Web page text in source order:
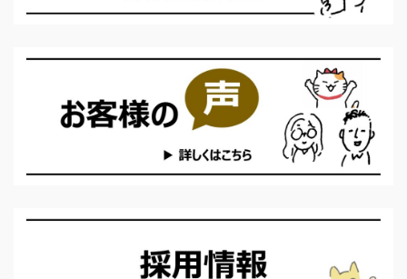
外国人の方が、自分で正
う、丁寧に解説していま
りやすく解説！高度人材
ポイントの計算方法 最